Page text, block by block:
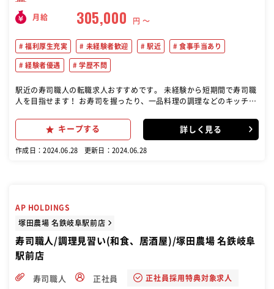
月給 305,000 円 〜
福利厚生充実 未経験者歓迎 駅近 食事手当あり
経験者優遇 学歴不問
駅近の寿司職人の転職求人おすすめです。 未経験から短期間で寿司職
人を目指せます！ お寿司を握ったり、一品料理の調理などのキッチン
お任せします。
キープする 詳しく見る
作成日：2024.06.28 更新日：2024.06.28
AP HOLDINGS
塚田農場 名鉄岐阜駅前店
寿司職人/調理見習い(和食、居酒屋)/塚田農場 名鉄岐阜
駅前店
寿司職人 正社員 正社員採用特典対象求人